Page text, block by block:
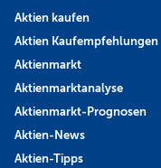
Aktien kaufen
Aktien Kaufempfehlungen
Aktienmarkt
Aktienmarktanalyse
Aktienmarkt-Prognosen
Aktien-News
Aktien-Tipps